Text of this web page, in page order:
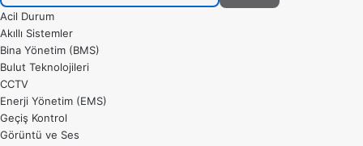
Acil Durum
Akıllı Sistemler
Bina Yönetim (BMS)
Bulut Teknolojileri
CCTV
Enerji Yönetim (EMS)
Geçiş Kontrol
Görüntü ve Ses